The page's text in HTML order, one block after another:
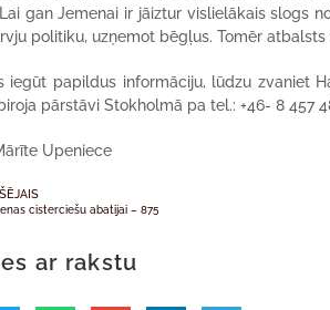
gan Jemenai ir jāiztur vislielākais slogs
politiku, uzņemot bēgļus. Tomēr
iegūt papildus informāciju, lūdzu zvaniet
pārstāvi Stokholmā pa tel.: +46- 8 457
Upeniece
cisterciešu abatijai – 875
ar rakstu